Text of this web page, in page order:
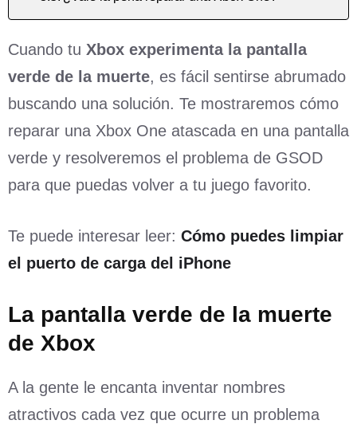
Cuando tu Xbox experimenta la pantalla
verde de la muerte, es fácil sentirse abrumado
buscando una solución. Te mostraremos cómo
reparar una Xbox One atascada en una pantalla
verde y resolveremos el problema de GSOD
para que puedas volver a tu juego favorito.
Te puede interesar leer: Cómo puedes limpiar
el puerto de carga del iPhone
La pantalla verde de la muerte
de Xbox
A la gente le encanta inventar nombres
atractivos cada vez que ocurre un problema